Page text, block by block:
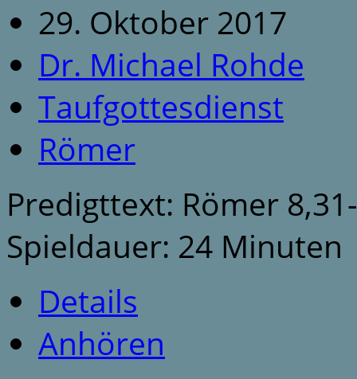
29. Oktober 2017
Dr. Michael Rohde
Taufgottesdienst
Römer
Predigttext: Römer
Spieldauer: 24 Minuten
Details
Anhören